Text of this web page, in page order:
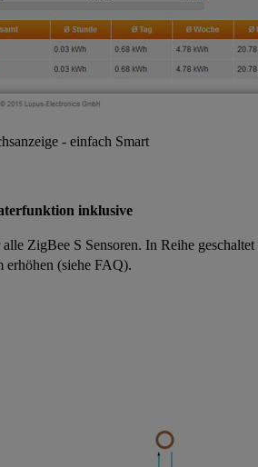
- einfach Smart
inklusive
ZigBee S Sensoren. In Reihe
erhöhen (siehe FAQ).